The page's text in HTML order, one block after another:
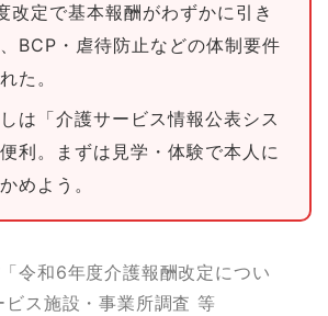
改定で基本報酬がわずかに引き
BCP・虐待防止などの体制要件
た。
は「介護サービス情報公表シス
利。まずは見学・体験で本人に
めよう。
令和6年度介護報酬改定につい
ス施設・事業所調査 等